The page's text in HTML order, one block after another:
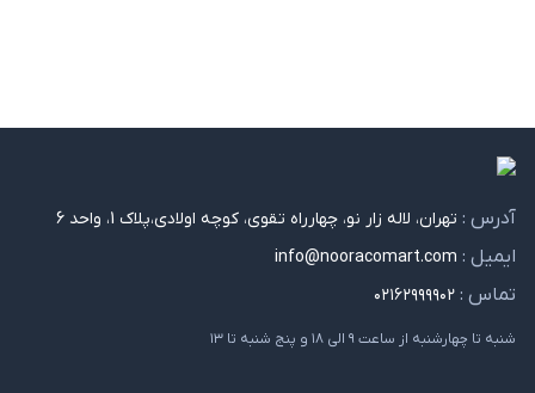
آدرس : تهران، لاله زار نو، چهارراه تقوی، کوچه اولادی،پلاک 1، واحد 6
ایمیل : info@nooracomart.com
تماس : ۰۲۱۶۲۹۹۹۹۰۲
شنبه تا چهارشنبه از ساعت ۹ الی ۱۸ و پنج شنبه تا ۱۳